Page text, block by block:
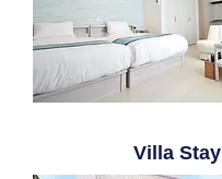
Villa Stay